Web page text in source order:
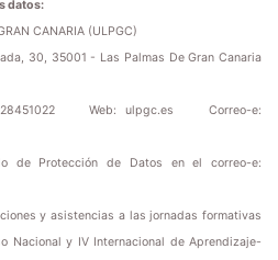
datos:
CANARIA (ULPGC)
30, 35001 - Las Palmas De Gran Canaria
Web: ulpgc.esCorreo-e:
de Protección de Datos en el correo-e:
y asistencias a las jornadas formativas
Nacional y IV Internacional de Aprendizaje-